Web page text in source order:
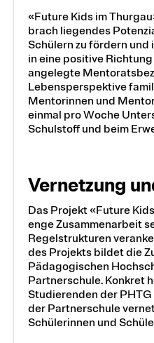
«Future Kids im
brach liegendes
Schülern zu fördern
in eine positive
angelegte
Lebensperspektive
Mentorinnen und
einmal pro Woche
Schulstoff und beim
Vernetzung
Das Projekt «Future
enge Zusammenarbeit
Regelstrukturen
des Projekts bildet die
Pädagogischen
Partnerschule. Konkret
Studierenden der
der Partnerschule
Schülerinnen und